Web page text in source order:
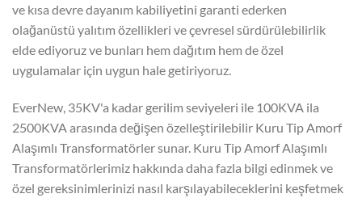
ve kısa devre dayanım kabiliyetini garanti ederken
olağanüstü yalıtım özellikleri ve çevresel sürdürülebilirlik
elde ediyoruz ve bunları hem dağıtım hem de özel
uygulamalar için uygun hale getiriyoruz.
EverNew, 35KV'a kadar gerilim seviyeleri ile 100KVA ila
2500KVA arasında değişen özelleştirilebilir Kuru Tip Amorf
Alaşımlı Transformatörler sunar. Kuru Tip Amorf Alaşımlı
Transformatörlerimiz hakkında daha fazla bilgi edinmek ve
özel gereksinimlerinizi nasıl karşılayabileceklerini keşfetmek